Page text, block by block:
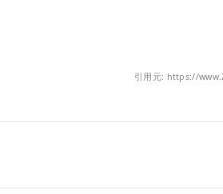
引用元: https://